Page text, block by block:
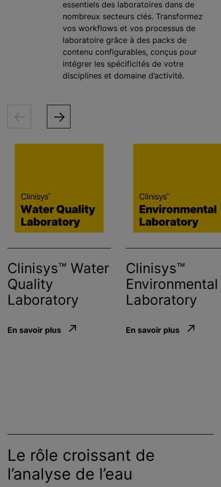
essentiels des laboratoires dans de
nombreux secteurs clés. Transformez
vos workflows et vos processus de
laboratoire grâce à des packs de
contenu configurables, conçus pour
intégrer les spécificités de votre
disciplines et domaine d’activité.
Clinisys™ Water
Quality
Laboratory
En savoir plus
Clinisys™
Environmental
Laboratory
En savoir plus
Le rôle croissant de
l’analyse de l’eau